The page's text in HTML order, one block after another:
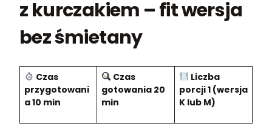
z kurczakiem – fit wersja
bez śmietany
Czas
przygotowani
a10 min
Czas
gotowania 20
min
Liczba
porcji1 (wersja
K lub M)